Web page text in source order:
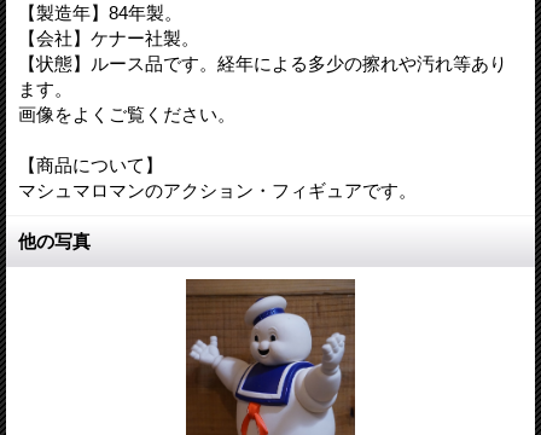
【製造年】84年製。
【会社】ケナー社製。
【状態】ルース品です。経年による多少の擦れや汚れ等あり
ます。
画像をよくご覧ください。
【商品について】
マシュマロマンのアクション・フィギュアです。
他の写真